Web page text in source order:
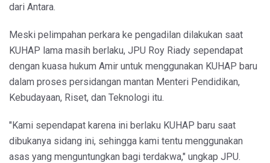
dari Antara.
Meski pelimpahan perkara ke pengadilan dilakukan saat
KUHAP lama masih berlaku, JPU Roy Riady sependapat
dengan kuasa hukum Amir untuk menggunakan KUHAP baru
dalam proses persidangan mantan Menteri Pendidikan,
Kebudayaan, Riset, dan Teknologi itu.
"Kami sependapat karena ini berlaku KUHAP baru saat
dibukanya sidang ini, sehingga kami tentu menggunakan
asas yang menguntungkan bagi terdakwa," ungkap JPU.